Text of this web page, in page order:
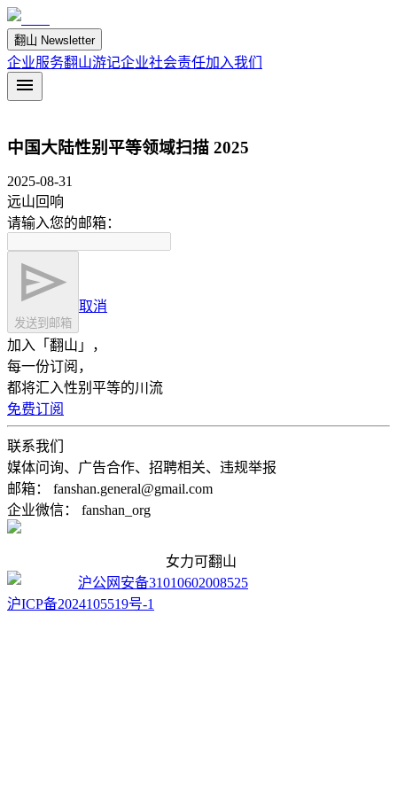
翻山 Newsletter
企业服务翻山游记企业社会责任加入我们
中国大陆性别平等领域扫描 2025
2025-08-31
远山回响
请输入您的邮箱：
发送到邮箱
取消
加入「翻山」，
每一份订阅，
都将汇入性别平等的川流
免费订阅
联系我们
媒体问询、广告合作、招聘相关、违规举报
邮箱： fanshan.general@gmail.com
企业微信： fanshan_org
女力可翻山
沪公网安备31010602008525
沪ICP备2024105519号-1